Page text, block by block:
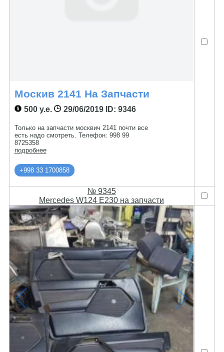
Москив 2141 На Запчасти
500 у.е. 29/06/2019ID: 9346
Только на запчасти москвич 2141 почти все
есть надо смотреть. Телефон: 998 99
8725358
подробнее
+998 33 1700858
№ 9345
Mercedes W124 E230 на запчасти